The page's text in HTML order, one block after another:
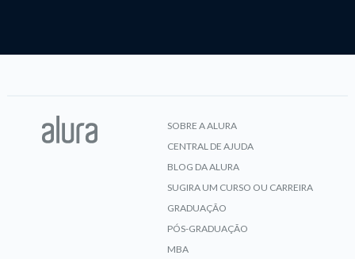
SOBRE A ALURA
CENTRAL DE AJUDA
BLOG DA ALURA
SUGIRA UM CURSO OU CARREIRA
GRADUAÇÃO
PÓS-GRADUAÇÃO
MBA